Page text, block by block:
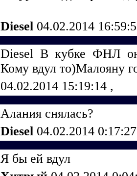
Diesel 04.02.2014
Diesel В кубке ФНЛ
Кому вдул то)Малояну
04.02.2014 15:19:14 ,
Алания снялась?
Diesel 04.02.2014
Я бы ей вдул